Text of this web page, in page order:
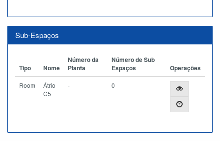
Sub-Espaços
Tipo Nome
Número da
Planta
Número de Sub
Espaços
Operações
Room
Átrio
C5
- 0